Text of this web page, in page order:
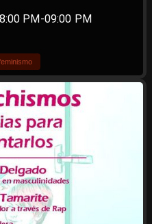
PM-09:00 PM